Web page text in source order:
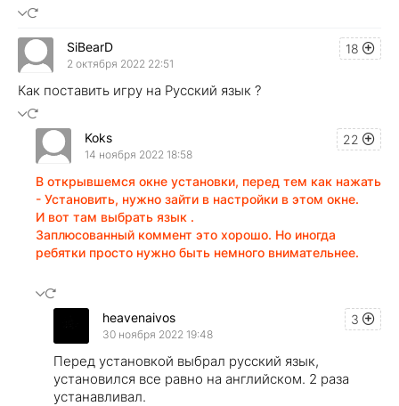
18
SiBearD
2 октября 2022 22:51
Как поставить игру на Русский язык ?
22
Koks
14 ноября 2022 18:58
В открывшемся окне установки, перед тем как нажать
- Установить, нужно зайти в настройки в этом окне.
И вот там выбрать язык .
Заплюсованный коммент это хорошо. Но иногда
ребятки просто нужно быть немного внимательнее.
3
heavenaivos
30 ноября 2022 19:48
Перед установкой выбрал русский язык,
установился все равно на английском. 2 раза
устанавливал.